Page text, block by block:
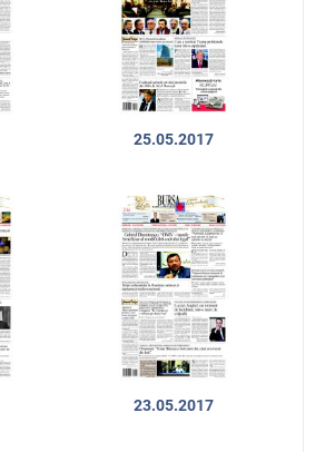
25.05.2017
23.05.2017